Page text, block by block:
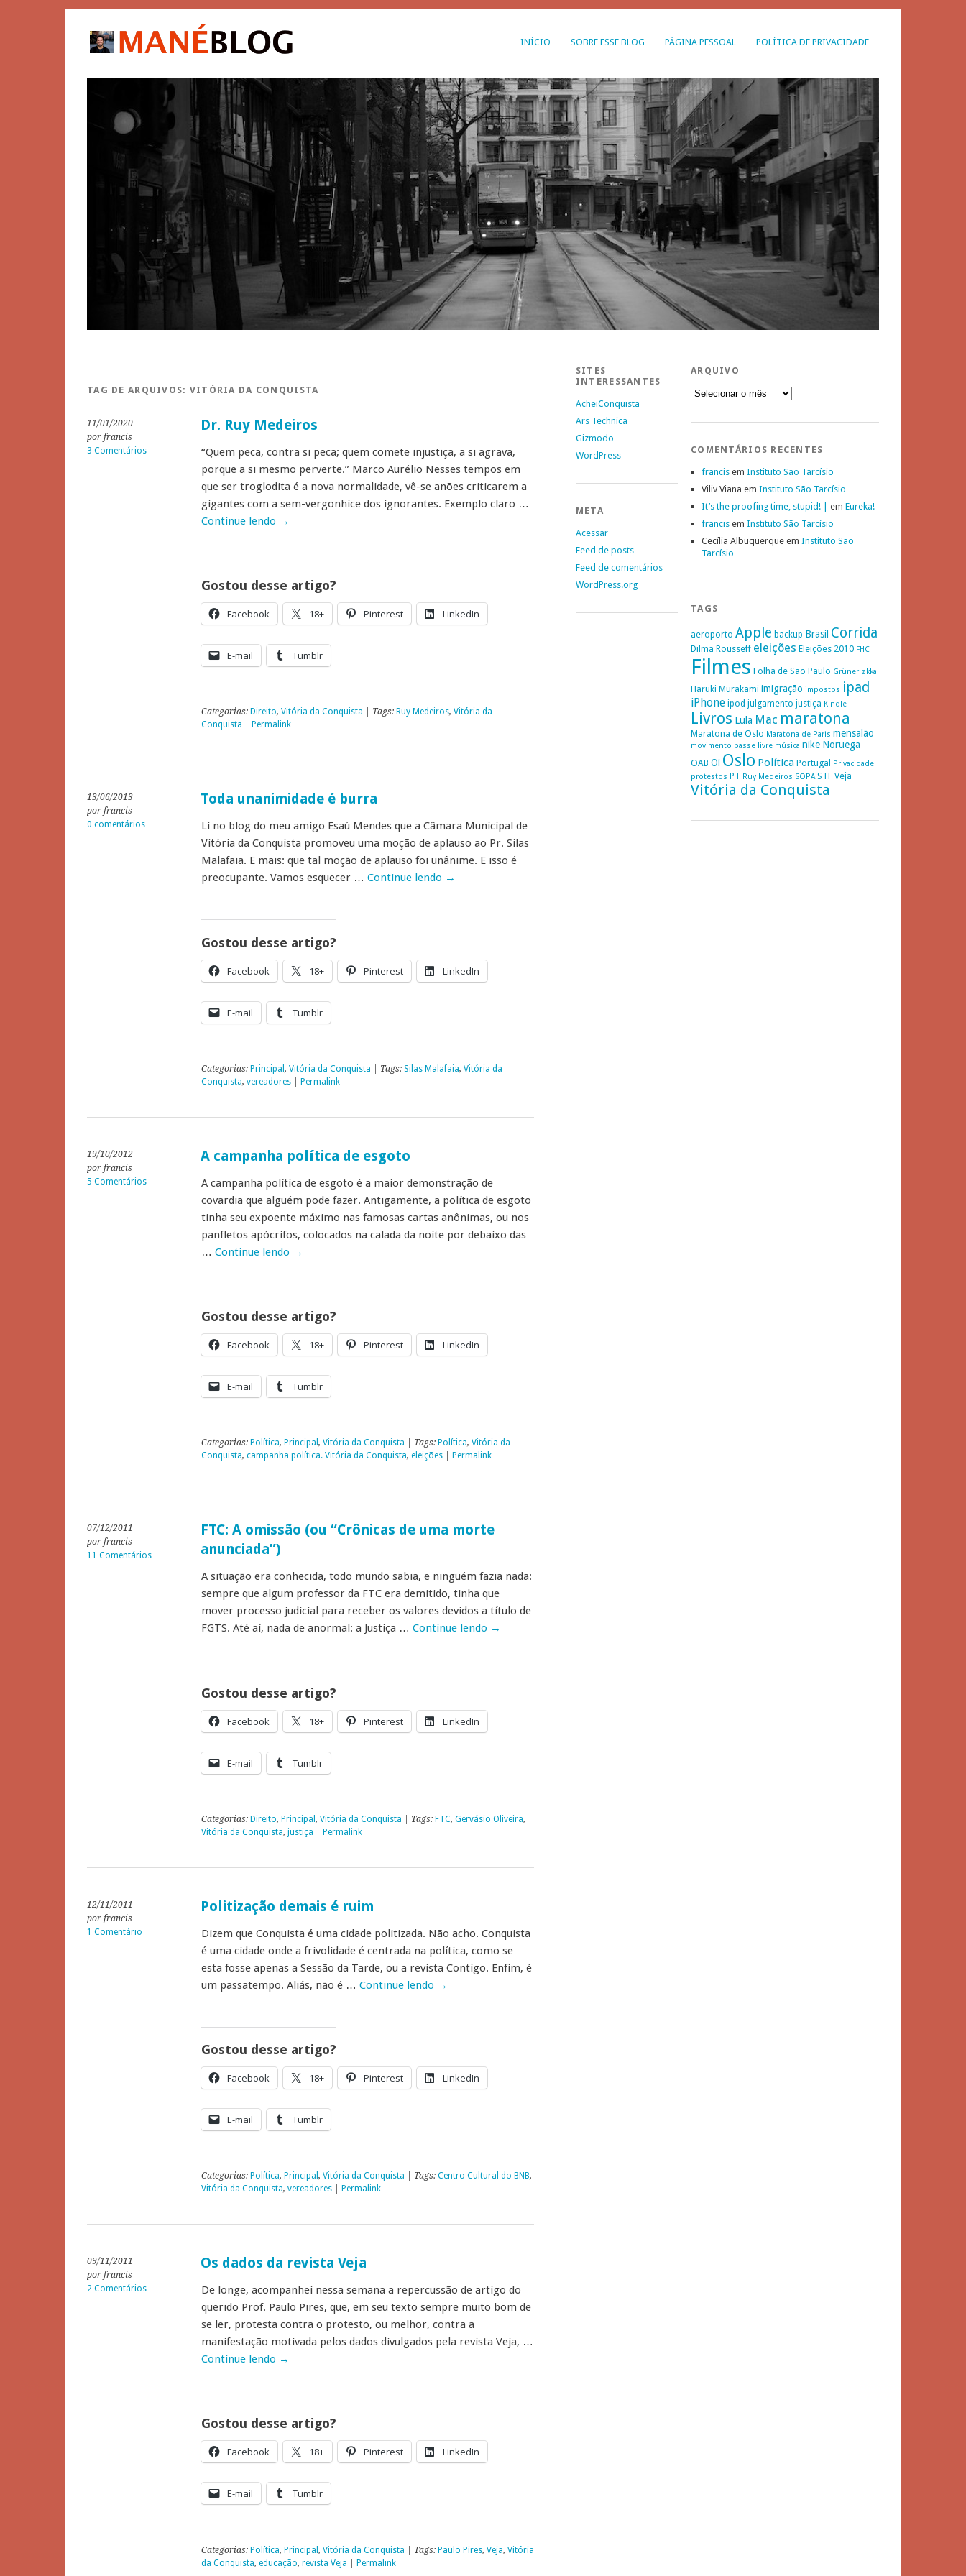
INÍCIO SOBRE ESSE BLOG PÁGINA PESSOAL POLÍTICA DE PRIVACIDADE
TAG DE ARQUIVOS: VITÓRIA DA CONQUISTA
11/01/2020
por francis
3 Comentários
Dr. Ruy Medeiros
“Quem peca, contra si peca; quem comete injustiça, a si agrava,
porque a si mesmo perverte.” Marco Aurélio Nesses tempos em
que ser troglodita é a nova normalidade, vê-se anões criticarem a
gigantes com a sem-vergonhice dos ignorantes. Exemplo claro …
Continue lendo →
Gostou desse artigo?
Facebook 18+ Pinterest LinkedIn
E-mail Tumblr
Categorias: Direito, Vitória da Conquista | Tags: Ruy Medeiros, Vitória da
Conquista
Permalink
13/06/2013
por francis
0 comentários
Toda unanimidade é burra
Li no blog do meu amigo Esaú Mendes que a Câmara Municipal de
Vitória da Conquista promoveu uma moção de aplauso ao Pr. Silas
Malafaia. E mais: que tal moção de aplauso foi unânime. E isso é
preocupante. Vamos esquecer … Continue lendo →
Gostou desse artigo?
Facebook 18+ Pinterest LinkedIn
E-mail Tumblr
Categorias: Principal , Vitória da Conquista | Tags: Silas Malafaia, Vitória da
Conquista, vereadores| Permalink
19/10/2012
por francis
5 Comentários
A campanha política de esgoto
A campanha política de esgoto é a maior demonstração de
covardia que alguém pode fazer. Antigamente, a política de esgoto
tinha seu expoente máximo nas famosas cartas anônimas, ou nos
panfletos apócrifos, colocados na calada da noite por debaixo das
… Continue lendo →
Gostou desse artigo?
Facebook 18+ Pinterest LinkedIn
E-mail Tumblr
Categorias: Política, Principal , Vitória da Conquista | Tags: Política, Vitória da
Conquista, campanha política. Vitória da Conquista, eleições| Permalink
07/12/2011
por francis
11 Comentários
FTC: A omissão (ou “Crônicas de uma morte
anunciada”)
A situação era conhecida, todo mundo sabia, e ninguém fazia nada:
sempre que algum professor da FTC era demitido, tinha que
mover processo judicial para receber os valores devidos a título de
FGTS. Até aí, nada de anormal: a Justiça … Continue lendo →
Gostou desse artigo?
Facebook 18+ Pinterest LinkedIn
E-mail Tumblr
Categorias: Direito, Principal , Vitória da Conquista | Tags: FTC, Gervásio Oliveira,
Vitória da Conquista, justiça Permalink
12/11/2011
por francis
1 Comentário
Politização demais é ruim
Dizem que Conquista é uma cidade politizada. Não acho. Conquista
é uma cidade onde a frivolidade é centrada na política, como se
esta fosse apenas a Sessão da Tarde, ou a revista Contigo. Enfim, é
um passatempo. Aliás, não é … Continue lendo →
Gostou desse artigo?
Facebook 18+ Pinterest LinkedIn
E-mail Tumblr
Categorias: Política, Principal , Vitória da Conquista | Tags: Centro Cultural do BNB,
Vitória da Conquista, vereadores| Permalink
09/11/2011
por francis
2 Comentários
Os dados da revista Veja
De longe, acompanhei nessa semana a repercussão de artigo do
querido Prof. Paulo Pires, que, em seu texto sempre muito bom de
se ler, protesta contra o protesto, ou melhor, contra a
manifestação motivada pelos dados divulgados pela revista Veja, …
Continue lendo →
Gostou desse artigo?
Facebook 18+ Pinterest LinkedIn
E-mail Tumblr
Categorias: Política, Principal , Vitória da Conquista | Tags: Paulo Pires, Veja, Vitória
da Conquista, educação, revista Veja Permalink
SITES
INTERESSANTES
AcheiConquista
Ars Technica
Gizmodo
WordPress
META
Acessar
Feed de posts
Feed de comentários
WordPress.org
ARQUIVO
Arquivo
COMENTÁRIOS RECENTES
francis em Instituto São Tarcísio
Viliv Viana em Instituto São Tarcísio
It’s the proofing time, stupid! |
em Eureka!
francis em Instituto São Tarcísio
Cecília Albuquerque em Instituto São
Tarcísio
TAGS
aeroporto Apple backup Brasil Corrida
Dilma Rousseff eleições Eleições 2010 FHC
Filmes Folha de São Paulo Grünerløkka
Haruki Murakami imigração impostos ipad
iPhone ipod julgamento justiça Kindle
Livros Lula Mac maratona
Maratona de Oslo Maratona de Paris mensalão
movimento passe livre música nike Noruega
OAB Oi Oslo Política Portugal
Privacidade
protestos PT Ruy Medeiros SOPA STF Veja
Vitória da Conquista